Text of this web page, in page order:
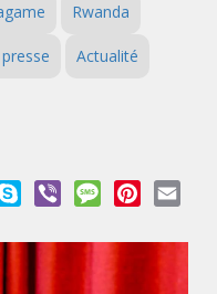
Rwanda
Actualité
Skype Viber MessagePinterest